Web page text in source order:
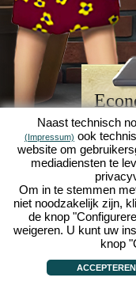
werd
een
je
Naast technisch
(Impressum) ook
website om
mediadiensten te
Om in te stemmen
niet noodzakelijk zijn,
de knop
weigeren. U kunt uw
knop
ACCEPTEREN